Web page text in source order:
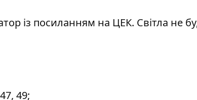
із посиланням на ЦЕК. Світла не
49;